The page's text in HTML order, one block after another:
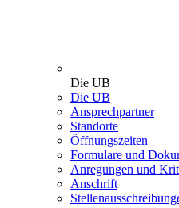
Die UB
Die UB
Ansprechpartner
Standorte
Öffnungszeiten
Formulare und
Anregungen und
Anschrift